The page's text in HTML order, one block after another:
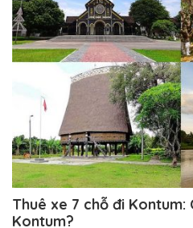
Thuê xe 7 chỗ đi Kontum:
Kontum?